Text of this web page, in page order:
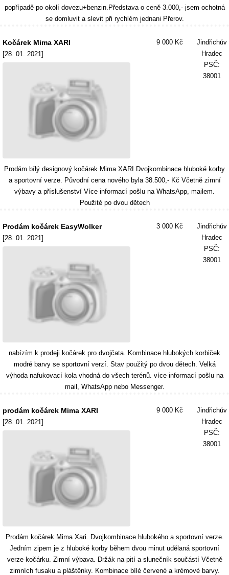
popřípadě po okolí dovezu+benzin.Představa o ceně 3.000,- jsem ochotná
se domluvit a slevit při rychlém jednani Přerov.
Kočárek Mima XARI
[28. 01. 2021]
9 000 Kč
Jindřichův
Hradec
PSČ:
38001
Prodám bílý designový kočárek Mima XARI Dvojkombinace hluboké korby
a sportovní verze. Původní cena nového byla 38.500,- Kč Včetně zimní
výbavy a příslušenství Více informací pošlu na WhatsApp, mailem.
Použité po dvou dětech
Prodám kočárek EasyWolker
[28. 01. 2021]
3 000 Kč
Jindřichův
Hradec
PSČ:
38001
nabízím k prodeji kočárek pro dvojčata. Kombinace hlubokých korbiček
modré barvy se sportovní verzí. Stav použitý po dvou dětech. Velká
výhoda nafukovací kola vhodná do všech terénů. více informací pošlu na
mail, WhatsApp nebo Messenger.
prodám kočárek Mima XARI
[28. 01. 2021]
9 000 Kč
Jindřichův
Hradec
PSČ:
38001
Prodám kočárek Mima Xari. Dvojkombinace hlubokého a sportovní verze.
Jedním zipem je z hluboké korby během dvou minut udělaná sportovní
verze kočárku. Zimní výbava. Držák na pití a slunečník součástí Včetně
zimních fusaku a pláštěnky. Kombinace bílé červené a krémové barvy.